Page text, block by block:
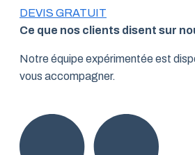
DEVIS GRATUIT
Ce que nos clients disent sur
Notre équipe expérimentée est
vous accompagner.